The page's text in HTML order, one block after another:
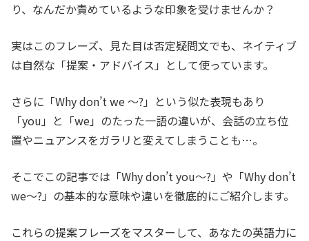
り、なんだか責めているような印象を受けませんか？
実はこのフレーズ、見た目は否定疑問文でも、ネイティブ
は自然な「提案・アドバイス」として使っています。
さらに「Why don’t we ～?」という似た表現もあり
「you」と「we」のたった一語の違いが、会話の立ち位
置やニュアンスをガラリと変えてしまうことも…。
そこでこの記事では「Why don’t you～?」や「Why don’t
we～?」の基本的な意味や違いを徹底的にご紹介します。
これらの提案フレーズをマスターして、あなたの英語力に